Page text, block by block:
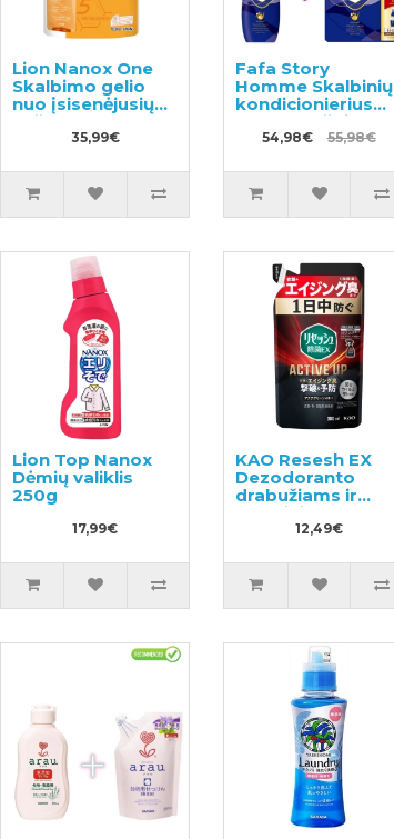
Lion Nanox One
Skalbimo gelio
nuo įsisenėjusių
nešvarumų
užpildas 1530g
35,99€
Fafa Story
Homme Skalbinių
kondicionierius
600ml + užpildas
1440ml
54,98€ 55,98€
Lion Top Nanox
Dėmių valiklis
250g
17,99€
KAO Resesh EX
Dezodoranto
drabužiams ir
skalbiniams
užpildas 300ml
12,49€